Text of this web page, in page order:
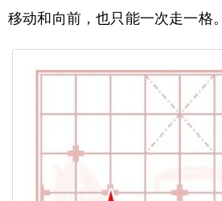
移动和向前，也只能一次走一格。